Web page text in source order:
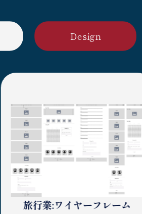
Design
旅行業:ワイヤーフレーム